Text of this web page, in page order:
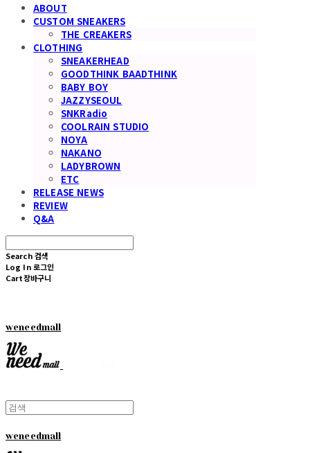
ABOUT
CUSTOM SNEAKERS
THE CREAKERS
CLOTHING
SNEAKERHEAD
GOODTHINK BAADTHINK
BABY BOY
JAZZYSEOUL
SNKRadio
COOLRAIN STUDIO
NOYA
NAKANO
LADYBROWN
ETC
RELEASE NEWS
REVIEW
Q&A
Search 검색
Log In 로그인
Cart장바구니
weneedmall
weneedmall